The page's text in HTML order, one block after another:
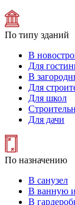
По типу зданий
В
Для
В
Для
Для школ
Для дачи
По назначению
В санузел
В ванную и
В